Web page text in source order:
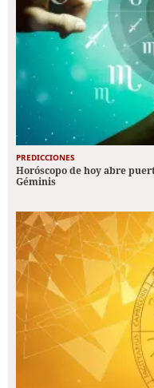
PREDICCIONES
Horóscopo de hoy abre
Géminis